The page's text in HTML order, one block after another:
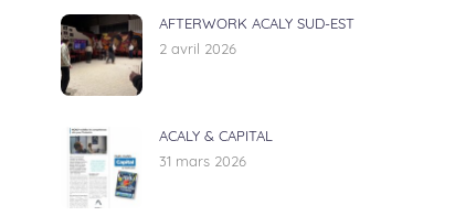
AFTERWORK ACALY SUD-EST
2 avril 2026
ACALY & CAPITAL
31 mars 2026